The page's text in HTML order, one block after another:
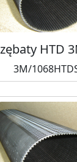
HTD
3M/